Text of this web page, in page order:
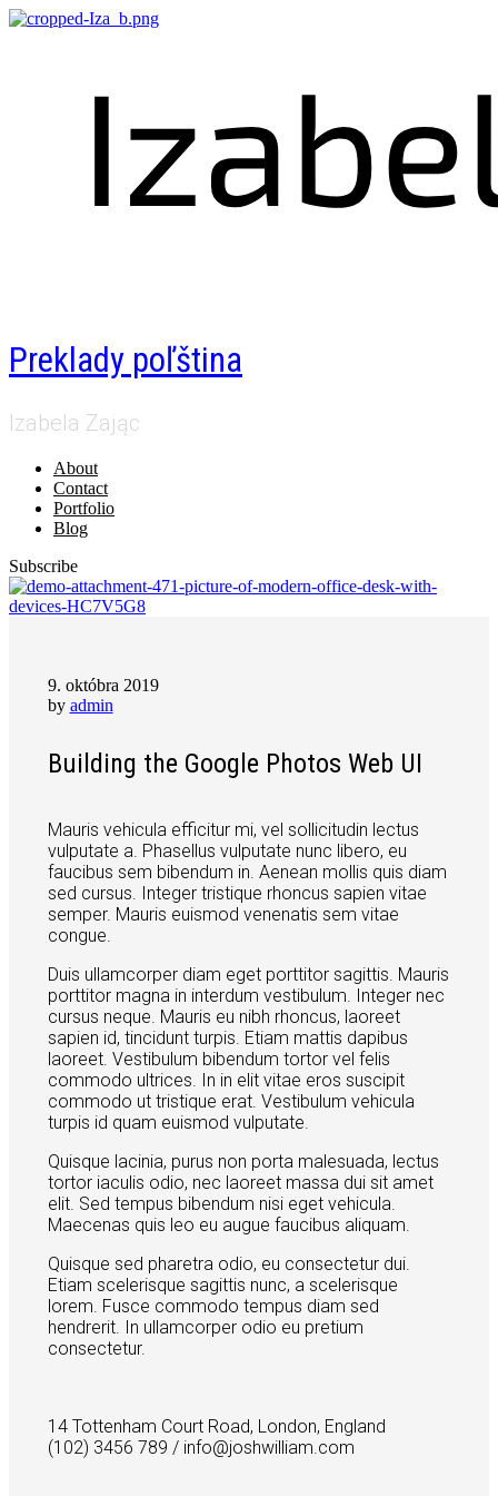
Preklady poľština
Izabela Zając
About
Contact
Portfolio
Blog
Subscribe
Building the Google Photos Web UI
9. októbra 2019
by admin
Mauris vehicula efficitur mi, vel sollicitudin lectus
vulputate a. Phasellus vulputate nunc libero, eu
faucibus sem bibendum in. Aenean mollis quis diam
sed cursus. Integer tristique rhoncus sapien vitae
semper. Mauris euismod venenatis sem vitae
congue.
Duis ullamcorper diam eget porttitor sagittis. Mauris
porttitor magna in interdum vestibulum. Integer nec
cursus neque. Mauris eu nibh rhoncus, laoreet
sapien id, tincidunt turpis. Etiam mattis dapibus
laoreet. Vestibulum bibendum tortor vel felis
commodo ultrices. In in elit vitae eros suscipit
commodo ut tristique erat. Vestibulum vehicula
turpis id quam euismod vulputate.
Quisque lacinia, purus non porta malesuada, lectus
tortor iaculis odio, nec laoreet massa dui sit amet
elit. Sed tempus bibendum nisi eget vehicula.
Maecenas quis leo eu augue faucibus aliquam.
Quisque sed pharetra odio, eu consectetur dui.
Etiam scelerisque sagittis nunc, a scelerisque
lorem. Fusce commodo tempus diam sed
hendrerit. In ullamcorper odio eu pretium
consectetur.
14 Tottenham Court Road, London, England
(102) 3456 789 / info@joshwilliam.com